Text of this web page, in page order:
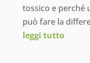
tossico e perché
può fare la
leggi tutto